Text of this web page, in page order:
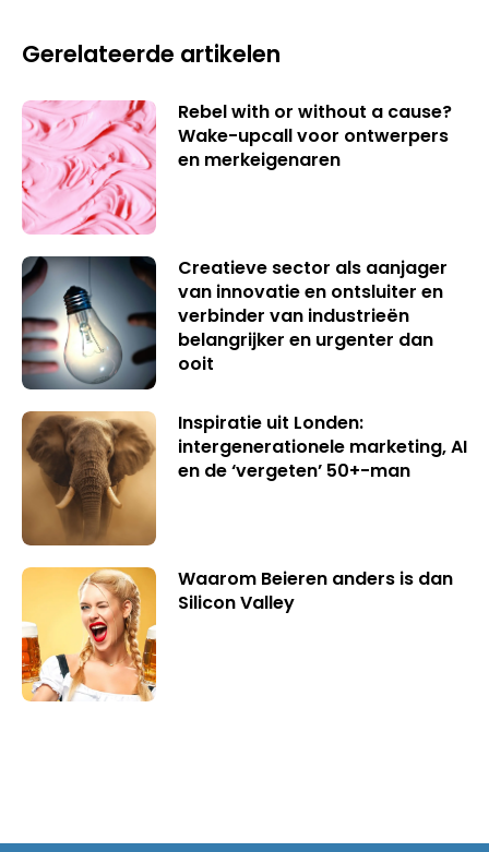
Gerelateerde artikelen
Rebel with or without a cause?
Wake-upcall voor ontwerpers
en merkeigenaren
Creatieve sector als aanjager
van innovatie en ontsluiter en
verbinder van industrieën
belangrijker en urgenter dan
ooit
Inspiratie uit Londen:
intergenerationele marketing, AI
en de ‘vergeten’ 50+-man
Waarom Beieren anders is dan
Silicon Valley